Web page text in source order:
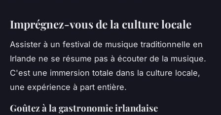
Imprégnez-vous de la culture locale
Assister à un festival de musique traditionnelle en
Irlande ne se résume pas à écouter de la musique.
C'est une immersion totale dans la culture locale,
une expérience à part entière.
Goûtez à la gastronomie irlandaise